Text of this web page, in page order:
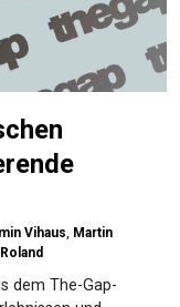
Vihaus, Martin
dem The-Gap-